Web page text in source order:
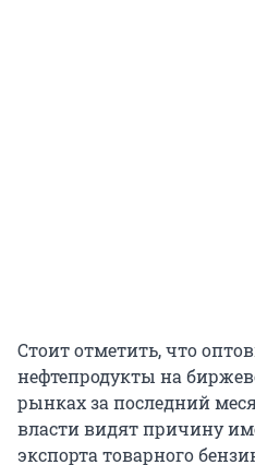
Стоит отметить, что
нефтепродукты на
рынках за последний
власти видят причину
экспорта товарного